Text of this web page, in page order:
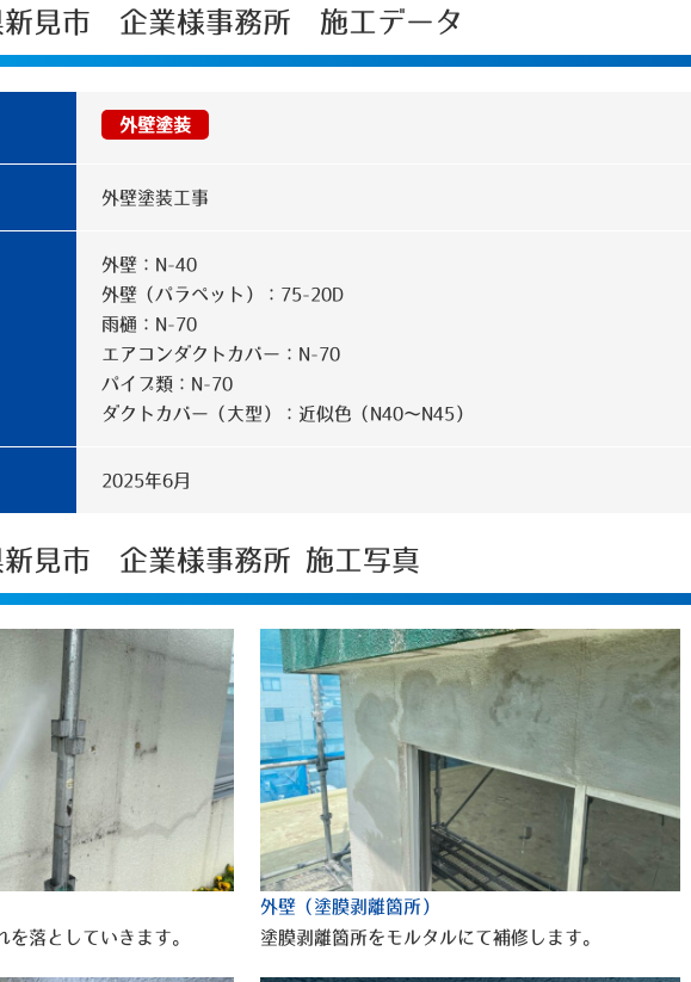
新見市 企業様事務所 施工データ
外壁塗装
外壁塗装工事
外壁：N-40
外壁（パラペット）：75-20D
雨樋：N-70
エアコンダクトカバー：N-70
パイプ類：N-70
ダクトカバー（大型）：近似色（N40～N45）
2025年6月
見市 企業様事務所 施工写真
落としていきます。
外壁（塗膜剥離箇所）
塗膜剥離箇所をモルタルにて補修します。